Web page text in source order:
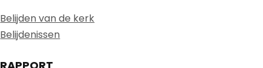
Belijden van de kerk
Belijdenissen